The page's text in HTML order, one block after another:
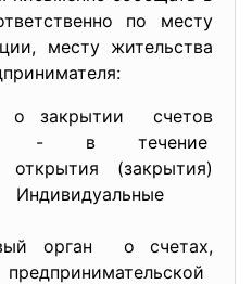
по месту
месту жительства
о закрытии счетов
- в течение
(закрытия)
орган о счетах,